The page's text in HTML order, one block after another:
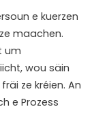
e kuerzen
maachen.
um
wou säin
ze kréien. An
e Prozess